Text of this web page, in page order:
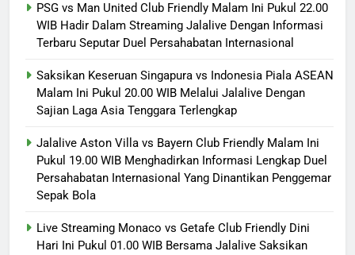
PSG vs Man United Club Friendly Malam Ini Pukul 22.00
WIB Hadir Dalam Streaming Jalalive Dengan Informasi
Terbaru Seputar Duel Persahabatan Internasional
Saksikan Keseruan Singapura vs Indonesia Piala ASEAN
Malam Ini Pukul 20.00 WIB Melalui Jalalive Dengan
Sajian Laga Asia Tenggara Terlengkap
Jalalive Aston Villa vs Bayern Club Friendly Malam Ini
Pukul 19.00 WIB Menghadirkan Informasi Lengkap Duel
Persahabatan Internasional Yang Dinantikan Penggemar
Sepak Bola
Live Streaming Monaco vs Getafe Club Friendly Dini
Hari Ini Pukul 01.00 WIB Bersama Jalalive Saksikan